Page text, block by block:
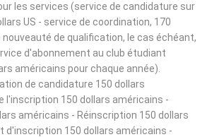
les services (service de candidature sur
US - service de coordination, 170
nouveauté de qualification, le cas échéant,
d'abonnement au club étudiant
américains pour chaque année).
de candidature 150 dollars
l'inscription 150 dollars américains -
américains - Réinscription 150 dollars
d'inscription 150 dollars américains -